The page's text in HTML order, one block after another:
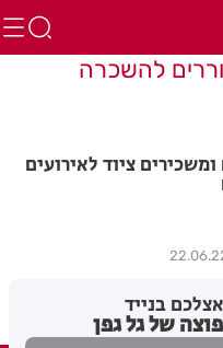
להשכרה
ציוד לאירועים
בנייד
של גל גפן